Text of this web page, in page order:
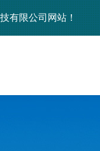
有限公司网站！